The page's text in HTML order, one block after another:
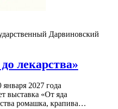
Дарвиновский
лекарства»
2027 года
выставка «От яда
ромашка, крапива…